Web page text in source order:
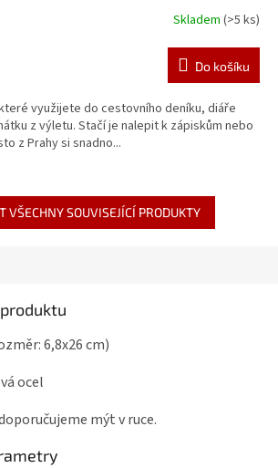
Skladem (>5 ks)
Do košíku
využijete do cestovního deníku, diáře
z výletu. Stačí je nalepit k zápiskům nebo
z Prahy si snadno...
VŠECHNY SOUVISEJÍCÍ PRODUKTY
6,8x26 cm)
ocel
mýt v ruce.